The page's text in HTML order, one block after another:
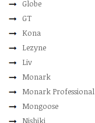
Globe
GT
Kona
Lezyne
Liv
Monark
Monark Professional
Mongoose